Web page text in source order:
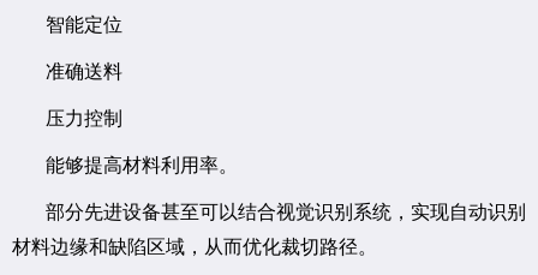
智能定位
准确送料
压力控制
能够提高材料利用率。
部分先进设备甚至可以结合视觉识别系统，实现自动识别
材料边缘和缺陷区域，从而优化裁切路径。